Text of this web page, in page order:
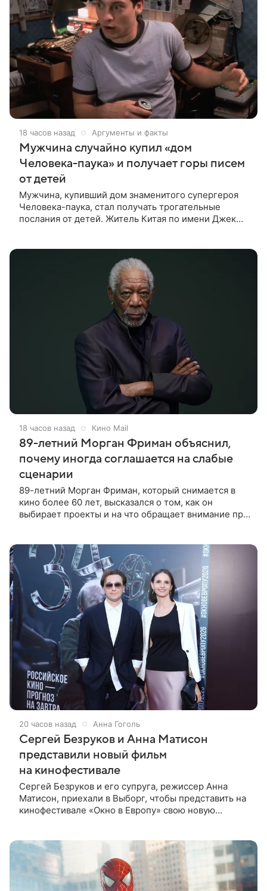
18 часов назад Аргументы и факты
Мужчина случайно купил «дом
Человека-паука» и получает горы писем
от детей
Мужчина, купивший дом знаменитого супергероя
Человека-паука, стал получать трогательные
послания от детей. Житель Китая по имени Джек
18 часов назад Кино Mail
89-летний Морган Фриман объяснил,
почему иногда соглашается на слабые
сценарии
89-летний Морган Фриман, который снимается в
кино более 60 лет, высказался о том, как он
выбирает проекты и на что обращает внимание при
20 часов назад Анна Гоголь
Сергей Безруков и Анна Матисон
представили новый фильм
на кинофестивале
Сергей Безруков и его супруга, режиссер Анна
Матисон, приехали в Выборг, чтобы представить на
кинофестивале «Окно в Европу» свою новую